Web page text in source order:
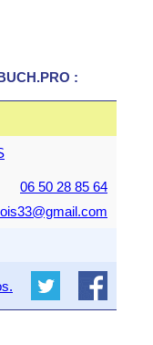
:
06 50 28 85 64